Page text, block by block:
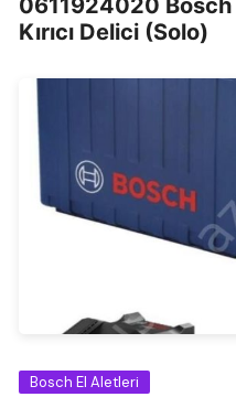
Kırıcı Delici (Solo)
Bosch El Aletleri